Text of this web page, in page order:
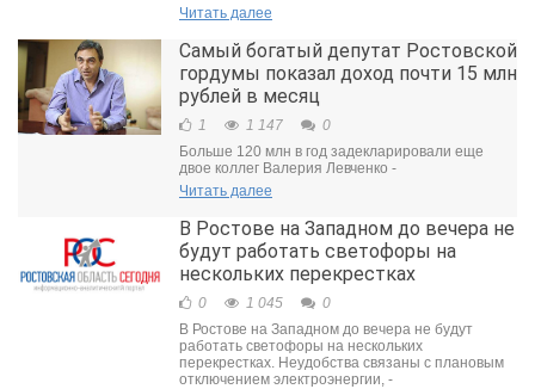
Читать далее
Самый богатый депутат Ростовской
гордумы показал доход почти 15 млн
рублей в месяц
1 1 147
0
Больше 120 млн в год задекларировали еще
двое коллег Валерия Левченко -
Читать далее
В Ростове на Западном до вечера не
будут работать светофоры на
нескольких перекрестках
0 1 045
0
В Ростове на Западном до вечера не будут
работать светофоры на нескольких
перекрестках. Неудобства связаны с плановым
отключением электроэнергии, -